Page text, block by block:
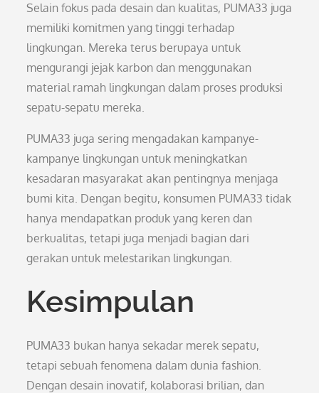
Selain fokus pada desain dan kualitas, PUMA33 juga
memiliki komitmen yang tinggi terhadap
lingkungan. Mereka terus berupaya untuk
mengurangi jejak karbon dan menggunakan
material ramah lingkungan dalam proses produksi
sepatu-sepatu mereka.
PUMA33 juga sering mengadakan kampanye-
kampanye lingkungan untuk meningkatkan
kesadaran masyarakat akan pentingnya menjaga
bumi kita. Dengan begitu, konsumen PUMA33 tidak
hanya mendapatkan produk yang keren dan
berkualitas, tetapi juga menjadi bagian dari
gerakan untuk melestarikan lingkungan.
Kesimpulan
PUMA33 bukan hanya sekadar merek sepatu,
tetapi sebuah fenomena dalam dunia fashion.
Dengan desain inovatif, kolaborasi brilian, dan